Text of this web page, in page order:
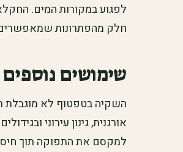
לפגוע במקורות המים.
חלק מהפתרונות
שימושים
השקיה בטפטוף לא מוגבלת
אורגנית, גינון עירוני
למקסם את התפוקה תוך